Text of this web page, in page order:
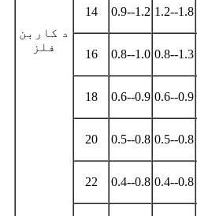
د کاربن
فلز
14 0.9--1.2 1.2--1.8
16 0.8--1.0 0.8--1.3
18 0.6--0.9 0.6--0.9
20 0.5--0.8 0.5--0.8
22 0.4--0.8 0.4--0.8